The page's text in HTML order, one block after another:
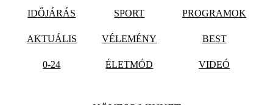
IDŐJÁRÁS SPORT PROGRAMOK
AKTUÁLIS VÉLEMÉNY BEST
0-24 ÉLETMÓD VIDEÓ